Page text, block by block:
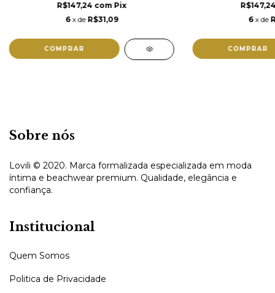
R$147,24 com Pix
6 x de R$31,09
COMPRAR
6 x de
COMPRAR
Sobre nós
Lovili © 2020. Marca formalizada especializada em moda
íntima e beachwear premium. Qualidade, elegância e
confiança.
Institucional
Quem Somos
Politica de Privacidade